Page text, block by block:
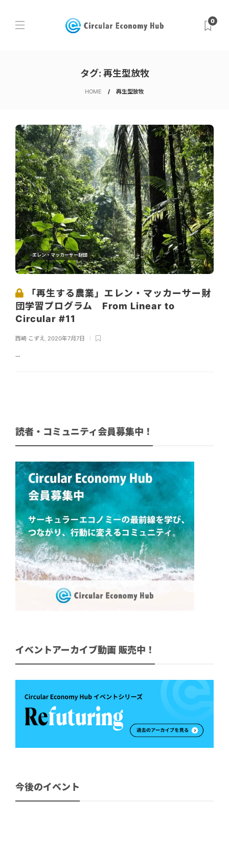
0
タグ: 再生型放牧
HOME 再生型放牧
エレン・マッカーサー財団
「再生する農業」エレン・マッカーサー財
団学習プログラム From Linear to
Circular #11
西崎 こずえ, 2020年7月7日
...
読者・コミュニティ会員募集中！
イベントアーカイブ動画 販売中！
今後のイベント